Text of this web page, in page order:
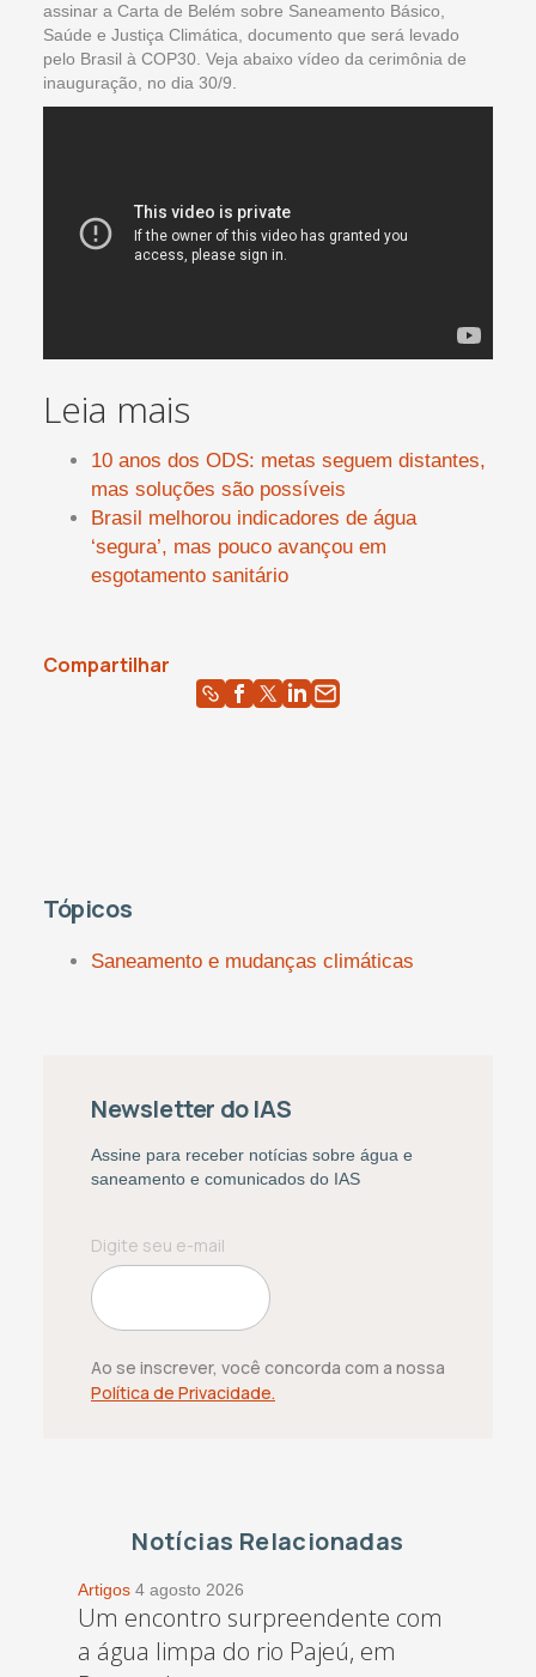
assinar a Carta de Belém sobre Saneamento Básico,
Saúde e Justiça Climática, documento que será levado
pelo Brasil à COP30. Veja abaixo vídeo da cerimônia de
inauguração, no dia 30/9.
Leia mais
10 anos dos ODS: metas seguem distantes,
mas soluções são possíveis
Brasil melhorou indicadores de água
‘segura’, mas pouco avançou em
esgotamento sanitário
Compartilhar
Tópicos
Saneamento e mudanças climáticas
Newsletter do IAS
Assine para receber notícias sobre água e
saneamento e comunicados do IAS
Ao se inscrever, você concorda com a nossa
Política de Privacidade.
Notícias Relacionadas
Artigos 4 agosto 2026
Um encontro surpreendente com
a água limpa do rio Pajeú, em